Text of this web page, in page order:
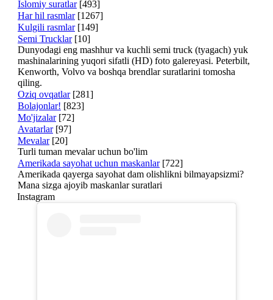
Islomiy suratlar [493]
Har hil rasmlar [1267]
Kulgili rasmlar [149]
Semi Trucklar [10]
Dunyodagi eng mashhur va kuchli semi truck (tyagach) yuk
mashinalarining yuqori sifatli (HD) foto galereyasi. Peterbilt,
Kenworth, Volvo va boshqa brendlar suratlarini tomosha
qiling.
Oziq ovqatlar [281]
Bolajonlar! [823]
Mo'jizalar [72]
Avatarlar [97]
Mevalar [20]
Turli tuman mevalar uchun bo'lim
Amerikada sayohat uchun maskanlar [722]
Amerikada qayerga sayohat dam olishlikni bilmayapsizmi?
Mana sizga ajoyib maskanlar suratlari
Instagram